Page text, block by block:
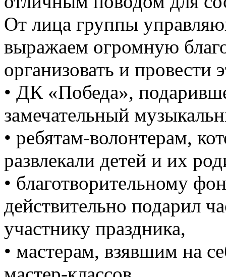
От лица группы
выражаем огромную
организовать и провести
• ДК «Победа»,
замечательный
• ребятам-волонтерам,
развлекали детей и их
• благотворительному
действительно подарил
участнику праздника,
• мастерам, взявшим на